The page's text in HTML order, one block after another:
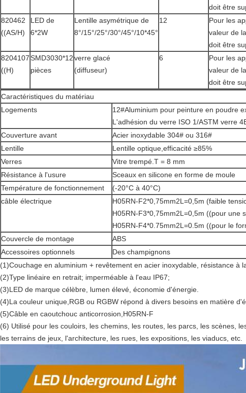
doit être
820462
((AS/H)
LED de
6*2W
Lentille asymétrique de
8°/15°/25°/30°/45°/10*45°
12
Pour les
valeur de
doit être
8204107
((H)
SMD3030*12
pièces
verre glacé
(diffuseur)
6
Pour les
valeur de
doit être
Caractéristiques du matériau
Logements
12#Aluminium pour peinture en poudre
L'adhésion du verre ISO 1/ASTM verre
Couverture avant
Acier inoxydable 304# ou 316#
Lentille
Lentille optique,efficacité ≥85%
Verres
Vitre trempé.T = 8 mm
Résistance à l'usure
Sceaux en silicone en forme de moule
Température de fonctionnement
(-20°C à 40°C)
câble électrique
H05RN-F2*0,75mm2L=0,5m (faible
H05RN-F3*0,75mm2L=0,5m ((pour une
H05RN-F4*0.75mm2L=0.5m ((pour le
Couvercle de montage
ABS
Accessoires optionnels
Des champignons
(1)Couchage en aluminium + revêtement en acier inoxydable, résistance à
(2)Type linéaire en retrait; imperméable à l'eau IP67;
(3)LED de marque célèbre, lumen élevé, économie d'énergie.
(4)La couleur unique,RGB ou RGBW répond à divers besoins en matière
(5)Câble en caoutchouc anticorrosion,H05RN-F
(6) Utilisé pour les couloirs, les chemins, les routes, les parcs, les scènes,
les terrains de jeux, l'architecture, les rues, les expositions, les viaducs, etc.